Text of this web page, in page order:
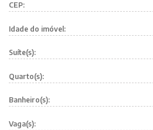
CEP:
Idade do imóvel:
Suíte(s):
Quarto(s):
Banheiro(s):
Vaga(s):